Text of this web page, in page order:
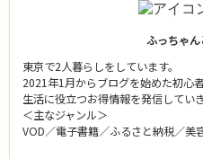
ふっちゃ
東京で2人暮らしをしています。
2021年1月からブログを始めた初心者
生活に役立つお得情報を発信していき
＜主なジャンル＞
VOD／電子書籍／ふるさと納税／美